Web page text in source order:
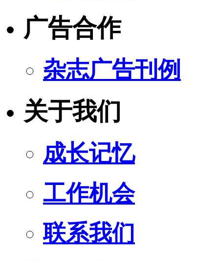
广告合作
杂志广告刊例
关于我们
成长记忆
工作机会
联系我们